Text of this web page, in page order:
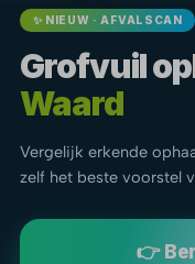
✨ NIEUW · AFVALSCAN
Grofvuil
Waard
Vergelijk erkende
zelf het beste voorstel
👉